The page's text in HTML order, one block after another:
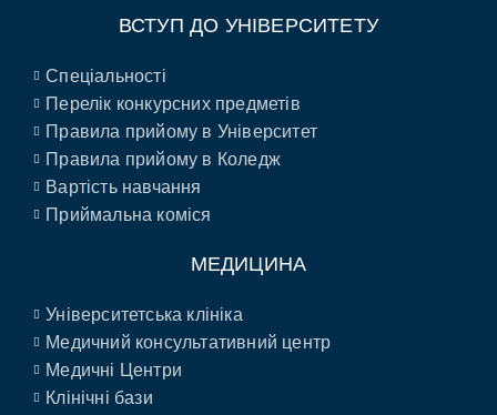
ВСТУП ДО УНІВЕРСИТЕТУ
Спеціальності
Перелік конкурсних предметів
Правила прийому в Університет
Правила прийому в Коледж
Вартість навчання
Приймальна коміся
МЕДИЦИНА
Університетська клініка
Медичний консультативний центр
Медичні Центри
Клінічні бази